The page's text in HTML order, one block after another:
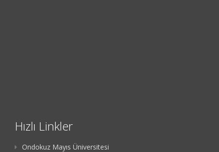
Hızlı Linkler
Ondokuz Mayıs Üniversitesi